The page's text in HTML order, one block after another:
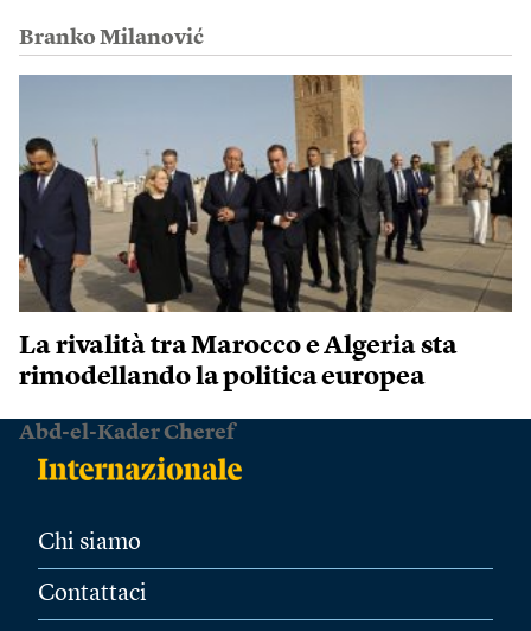
Branko Milanović
La rivalità tra Marocco e Algeria sta
rimodellando la politica europea
Abd-el-Kader Cheref
Chi siamo
Contattaci